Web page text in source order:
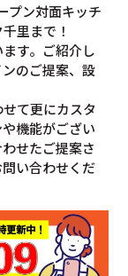
プン対面キッチ
里まで！
す。ご紹介し
のご提案、設
て更にカスタ
機能がござい
せたご提案さ
い合わせくだ